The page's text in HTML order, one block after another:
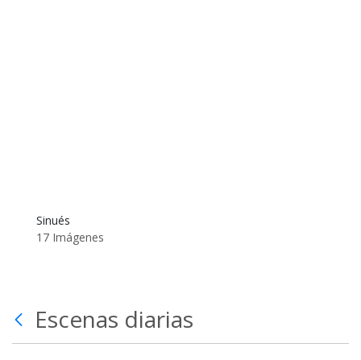
Sinués
17 Imágenes
Escenas diarias